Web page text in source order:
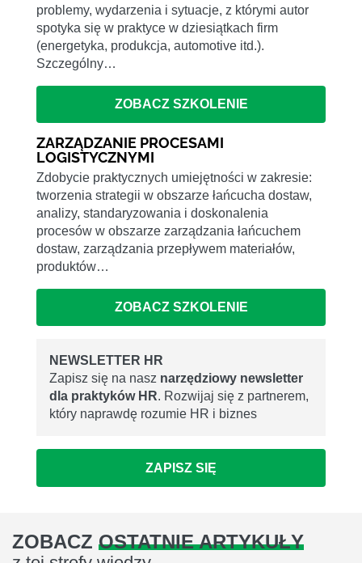
problemy, wydarzenia i sytuacje, z którymi autor
spotyka się w praktyce w dziesiątkach firm
(energetyka, produkcja, automotive itd.).
Szczególny…
ZOBACZ SZKOLENIE
ZARZĄDZANIE PROCESAMI
LOGISTYCZNYMI
Zdobycie praktycznych umiejętności w zakresie:
tworzenia strategii w obszarze łańcucha dostaw,
analizy, standaryzowania i doskonalenia
procesów w obszarze zarządzania łańcuchem
dostaw, zarządzania przepływem materiałów,
produktów…
ZOBACZ SZKOLENIE
NEWSLETTER HR
Zapisz się na nasz narzędziowy newsletter
dla praktyków HR. Rozwijaj się z partnerem,
który naprawdę rozumie HR i biznes
ZAPISZ SIĘ
ZOBACZ OSTATNIE ARTYKUŁY